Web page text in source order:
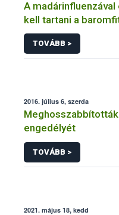
A
kell tartani a
TOVÁBB >
2016. július 6, szerda
engedélyét
TOVÁBB >
2021. május 18, kedd